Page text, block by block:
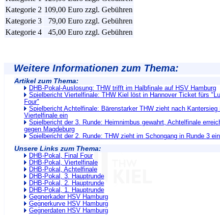
Kategorie 2 109,00 Euro zzgl. Gebühren
Kategorie 3
79,00 Euro zzgl. Gebühren
Kategorie 4
45,00 Euro zzgl. Gebühren
Weitere Informationen zum Thema:
Artikel zum Thema:
DHB-Pokal-Auslosung: THW trifft im Halbfinale auf HSV Hamburg
Spielbericht Viertelfinale: THW Kiel löst in Hannover Ticket fürs
Four"
Spielbericht Achtelfinale: Bärenstarker THW zieht nach Kantersieg
Viertelfinale ein
Spielbericht der 3. Runde: Heimnimbus gewahrt, Achtelfinale
gegen Magdeburg
Spielbericht der 2. Runde: THW zieht im Schongang in Runde 3 ein
Unsere Links zum Thema:
DHB-Pokal, Final Four
DHB-Pokal, Viertelfinale
DHB-Pokal, Achtelfinale
DHB-Pokal, 3. Hauptrunde
DHB-Pokal, 2. Hauptrunde
DHB-Pokal, 1. Hauptrunde
Gegnerkader HSV Hamburg
Gegnerkurve HSV Hamburg
Gegnerdaten HSV Hamburg